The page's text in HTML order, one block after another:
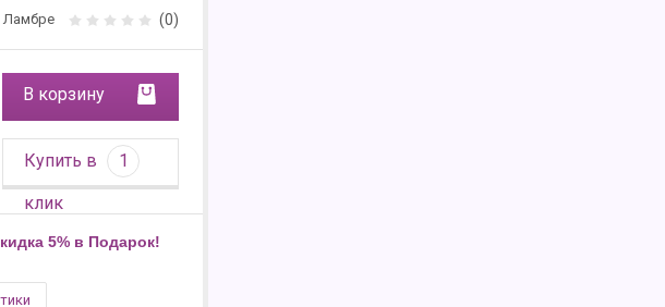
Ламбре (0)
В корзину
Купить в 1
клик
5% в Подарок!